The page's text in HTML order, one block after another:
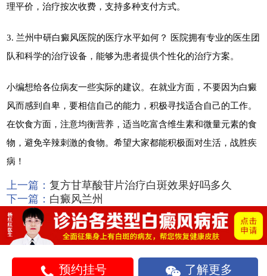
理平价，治疗按次收费，支持多种支付方式。
3. 兰州中研白癜风医院的医疗水平如何？ 医院拥有专业的医生团
队和科学的治疗设备，能够为患者提供个性化的治疗方案。
小编想给各位病友一些实际的建议。在就业方面，不要因为白癜
风而感到自卑，要相信自己的能力，积极寻找适合自己的工作。
在饮食方面，注意均衡营养，适当吃富含维生素和微量元素的食
物，避免辛辣刺激的食物。希望大家都能积极面对生活，战胜疾
病！
上一篇：复方甘草酸苷片治疗白斑效果好吗多久
下一篇： 白癜风兰州
预约挂号 了解更多